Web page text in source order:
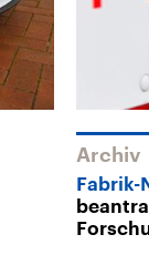
Archiv
Fabrik-